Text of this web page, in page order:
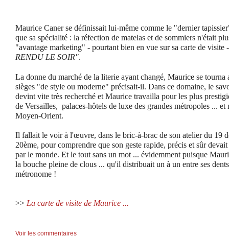
Maurice Caner se définissait lui-même comme le "dernier
que sa spécialité : la réfection de matelas et de sommiers n'était
"avantage marketing" - pourtant bien en vue sur sa carte de visite -
RENDU LE SOIR".
La donne du marché de la literie ayant changé, Maurice se tourna
sièges "de style ou moderne" précisait-il. Dans ce domaine, le
devint vite très recherché et Maurice travailla pour les plus
de Versailles, palaces-hôtels de luxe des grandes métropoles ... et
Moyen-Orient.
Il fallait le voir à l'œuvre, dans le bric-à-brac de son atelier du 19
20ème, pour comprendre que son geste rapide, précis et sûr
par le monde. Et le tout sans un mot ... évidemment puisque
la bouche pleine de clous ... qu'il distribuait un à un entre ses
métronome !
>> La carte de visite de Maurice ...
Voir les commentaires